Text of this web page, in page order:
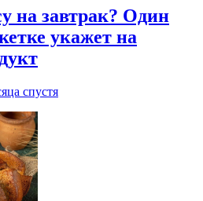
на завтрак? Один
укажет на
спустя